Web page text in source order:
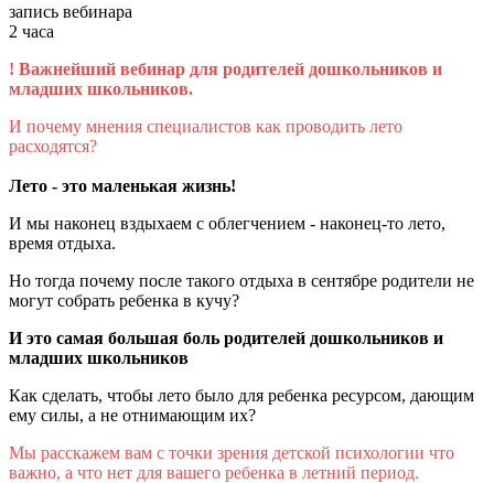
запись вебинара
2 часа
! Важнейший вебинар для родителей дошкольников и
младших школьников.
И почему мнения специалистов как проводить лето
расходятся?
Лето - это маленькая жизнь!
И мы наконец вздыхаем с облегчением - наконец-то лето,
время отдыха.
Но тогда почему после такого отдыха в сентябре родители не
могут собрать ребенка в кучу?
И это самая большая боль родителей дошкольников и
младших школьников
Как сделать, чтобы лето было для ребенка ресурсом, дающим
ему силы, а не отнимающим их?
Мы расскажем вам с точки зрения детской психологии что
важно, а что нет для вашего ребенка в летний период.